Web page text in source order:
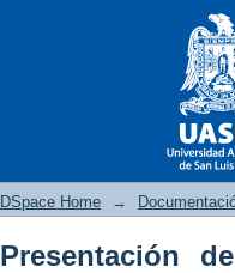
DSpace Home →
Presentación